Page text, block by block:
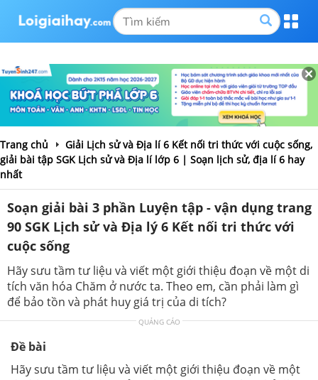
Trang chủ
Giải Lịch sử và Địa lí 6 Kết nối tri thức với cuộc sống,
giải bài tập SGK Lịch sử và Địa lí lớp 6 | Soạn lịch sử, địa lí 6 hay
nhất
Soạn giải bài 3 phần Luyện tập - vận dụng trang
90 SGK Lịch sử và Địa lý 6 Kết nối tri thức với
cuộc sống
Hãy sưu tầm tư liệu và viết một giới thiệu đoạn về một di
tích văn hóa Chăm ở nước ta. Theo em, cần phải làm gì
để bảo tồn và phát huy giá trị của di tích?
QUẢNG CÁO
Đề bài
Hãy sưu tầm tư liệu và viết một giới thiệu đoạn về một